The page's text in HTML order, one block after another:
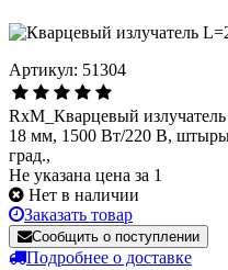
Артикул: 51304
RxM_Кварцевый
18 мм, 1500 Вт/220 В,
град.,
Не указана цена за 1
Нет в наличии
Заказать товар
Сообщить о поступлении
Подробнее о доставке